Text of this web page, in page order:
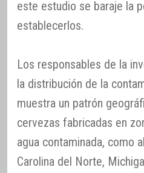
este estudio se baraje la
establecerlos.
Los responsables de la
la distribución de la
muestra un patrón
cervezas fabricadas en
agua contaminada, como
Carolina del Norte,